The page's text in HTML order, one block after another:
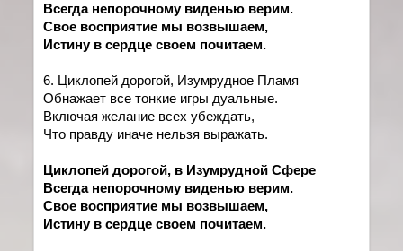
Всегда непорочному виденью верим.
Свое восприятие мы возвышаем,
Истину в сердце своем почитаем.
6. Циклопей дорогой, Изумрудное Пламя
Обнажает все тонкие игры дуальные.
Включая желание всех убеждать,
Что правду иначе нельзя выражать.
Циклопей дорогой, в Изумрудной Сфере
Всегда непорочному виденью верим.
Свое восприятие мы возвышаем,
Истину в сердце своем почитаем.